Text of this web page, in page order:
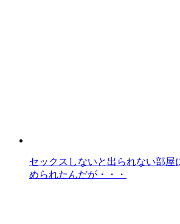
セックスしないと出られない部屋
められたんだが・・・